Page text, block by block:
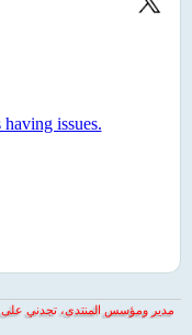
مدير ومؤسس المنتدى، تجدني على